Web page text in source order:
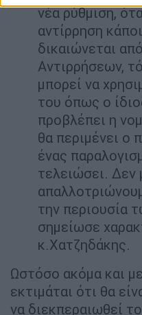
νέα ρύθμιση,
αντίρρηση
δικαιώνεται
Αντιρρήσεων,
μπορεί να
του όπως ο
προβλέπει η
θα περιμένει ο
ένας
τελειώσει. Δεν
την περιουσία
σημείωσε
κ.Χατζηδάκης.
Ωστόσο ακόμα και
εκτιμάται ότι θα
να διεκπεραιωθεί